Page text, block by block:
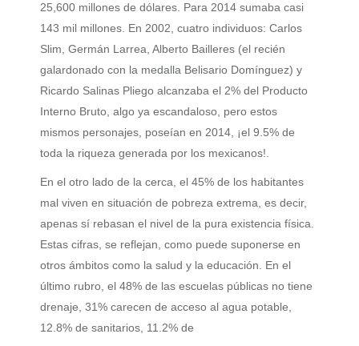
25,600 millones de dólares. Para 2014 sumaba casi
143 mil millones. En 2002, cuatro individuos: Carlos
Slim, Germán Larrea, Alberto Bailleres (el recién
galardonado con la medalla Belisario Domínguez) y
Ricardo Salinas Pliego alcanzaba el 2% del Producto
Interno Bruto, algo ya escandaloso, pero estos
mismos personajes, poseían en 2014, ¡el 9.5% de
toda la riqueza generada por los mexicanos!.
En el otro lado de la cerca, el 45% de los habitantes
mal viven en situación de pobreza extrema, es decir,
apenas sí rebasan el nivel de la pura existencia física.
Estas cifras, se reflejan, como puede suponerse en
otros ámbitos como la salud y la educación. En el
último rubro, el 48% de las escuelas públicas no tiene
drenaje, 31% carecen de acceso al agua potable,
12.8% de sanitarios, 11.2% de